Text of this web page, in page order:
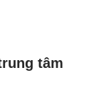
tâm